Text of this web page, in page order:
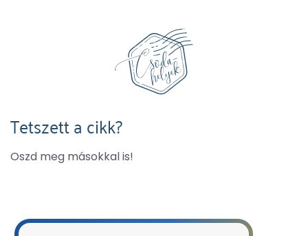
Tetszett a cikk?
Oszd meg másokkal is!